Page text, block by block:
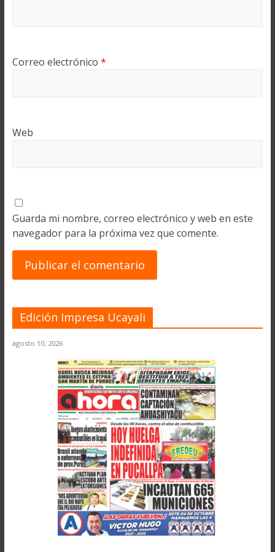
Correo electrónico *
Web
Guarda mi nombre, correo electrónico y web en este
navegador para la próxima vez que comente.
Edición Impresa Ucayali
agosto 10, 2026